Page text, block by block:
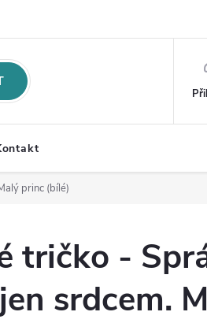
princ (bílé)
tričko -
srdcem.